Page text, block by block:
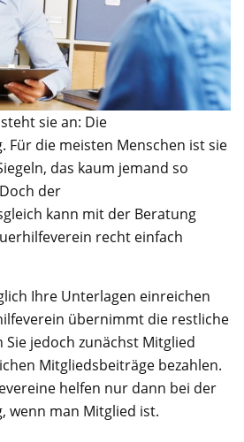
sie an: Die
Für die meisten Menschen ist sie
das kaum jemand so
der
kann mit der Beratung
recht einfach
Ihre Unterlagen einreichen
übernimmt die restliche
jedoch zunächst Mitglied
Mitgliedsbeiträge bezahlen.
helfen nur dann bei der
wenn man Mitglied ist.